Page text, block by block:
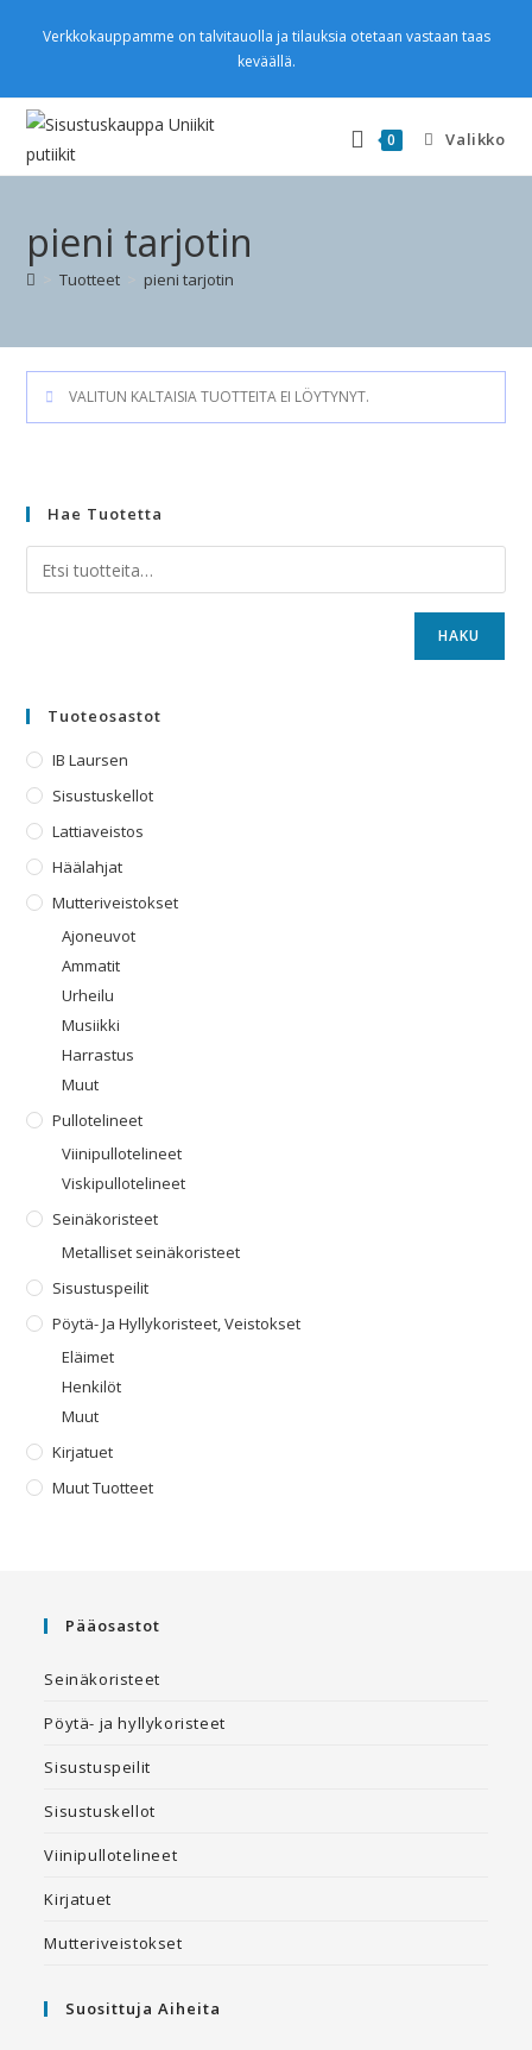
Verkkokauppamme on talvitauolla ja tilauksia otetaan vastaan taas
keväällä.
0 Valikko
pieni tarjotin
Tuotteet pieni tarjotin
VALITUN KALTAISIA TUOTTEITA EI LÖYTYNYT.
Hae Tuotetta
HAKU
Tuoteosastot
IB Laursen
Sisustuskellot
Lattiaveistos
Häälahjat
Mutteriveistokset
Ajoneuvot
Ammatit
Urheilu
Musiikki
Harrastus
Muut
Pullotelineet
Viinipullotelineet
Viskipullotelineet
Seinäkoristeet
Metalliset seinäkoristeet
Sisustuspeilit
Pöytä- Ja Hyllykoristeet, Veistokset
Eläimet
Henkilöt
Muut
Kirjatuet
Muut Tuotteet
Pääosastot
Seinäkoristeet
Pöytä- ja hyllykoristeet
Sisustuspeilit
Sisustuskellot
Viinipullotelineet
Kirjatuet
Mutteriveistokset
Suosittuja Aiheita